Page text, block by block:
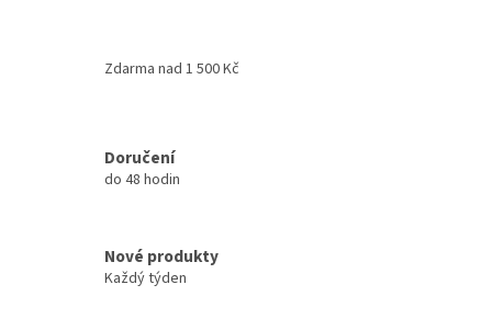
Zdarma nad 1 500 Kč
Doručení
do 48 hodin
Nové produkty
Každý týden